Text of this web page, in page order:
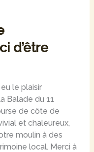
d’être
le plaisir
Balade du 11
de côte de
et chaleureux,
moulin à des
local. Merci à